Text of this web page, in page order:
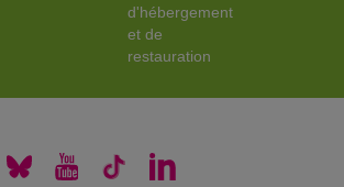
d'hébergement
et de
restauration